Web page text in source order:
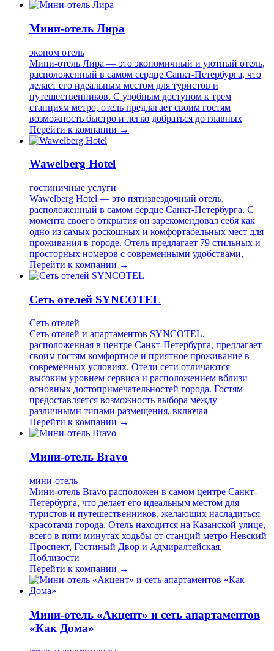
Мини-отель Лира
эконом отель
Мини-отель Лира — это экономичный и уютный отель,
расположенный в самом сердце Санкт-Петербурга, что
делает его идеальным местом для туристов и
путешественников. С удобным доступом к трем
станциям метро, отель предлагает своим гостям
возможность быстро и легко добраться до главных
Перейти к компании →
Wawelberg Hotel
гостиничные услуги
Wawelberg Hotel — это пятизвездочный отель,
расположенный в самом сердце Санкт-Петербурга. С
момента своего открытия он зарекомендовал себя как
одно из самых роскошных и комфортабельных мест для
проживания в городе. Отель предлагает 79 стильных и
просторных номеров с современными удобствами,
Перейти к компании →
Сеть отелей SYNCOTEL
Сеть отелей
Сеть отелей и апартаментов SYNCOTEL,
расположенная в центре Санкт-Петербурга, предлагает
своим гостям комфортное и приятное проживание в
современных условиях. Отели сети отличаются
высоким уровнем сервиса и расположением вблизи
основных достопримечательностей города. Гостям
предоставляется возможность выбора между
различными типами размещения, включая
Перейти к компании →
Мини-отель Bravo
мини-отель
Мини-отель Bravo расположен в самом центре Санкт-
Петербурга, что делает его идеальным местом для
туристов и путешественников, желающих насладиться
красотами города. Отель находится на Казанской улице,
всего в пяти минутах ходьбы от станций метро Невский
Проспект, Гостиный Двор и Адмиралтейская.
Поблизости
Перейти к компании →
Мини-отель «Акцент» и сеть апартаментов
«Как Дома»